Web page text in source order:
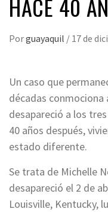
HACE 40
Porguayaquil / 17 de
Un caso que
décadas conmociona
desapareció a los
40 años después,
estado diferente.
Se trata de Michelle
desapareció el 2 de
Louisville, Kentucky,